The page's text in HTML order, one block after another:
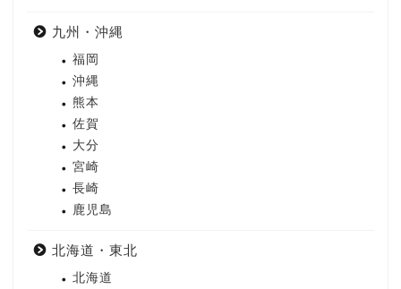
九州・沖縄
福岡
沖縄
熊本
佐賀
大分
宮崎
長崎
鹿児島
北海道・東北
北海道